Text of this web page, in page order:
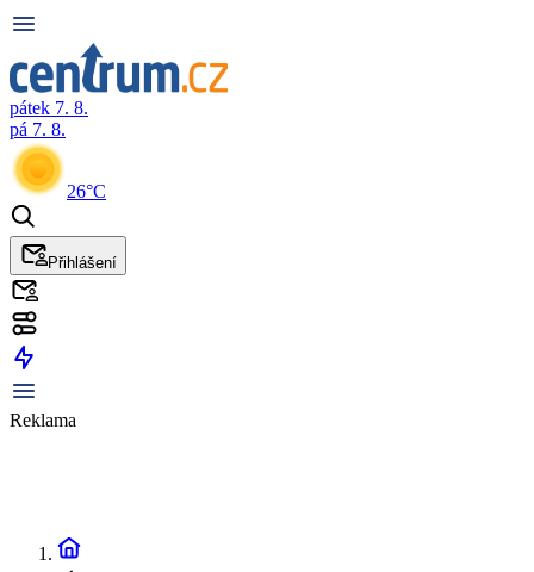
pátek 7. 8.
pá 7. 8.
26°C
Přihlášení
Reklama